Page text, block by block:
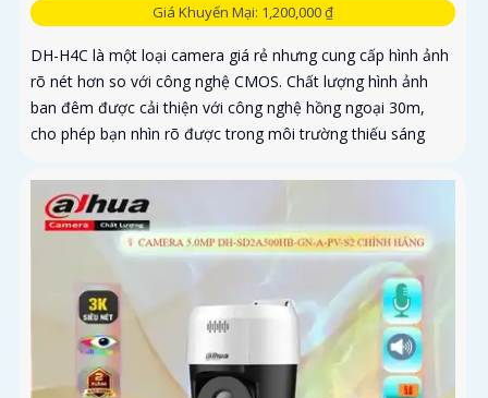
Giá Khuyến Mại: 1,200,000 ₫
DH-H4C là một loại camera giá rẻ nhưng cung cấp hình ảnh
rõ nét hơn so với công nghệ CMOS. Chất lượng hình ảnh
ban đêm được cải thiện với công nghệ hồng ngoại 30m,
cho phép bạn nhìn rõ được trong môi trường thiếu sáng